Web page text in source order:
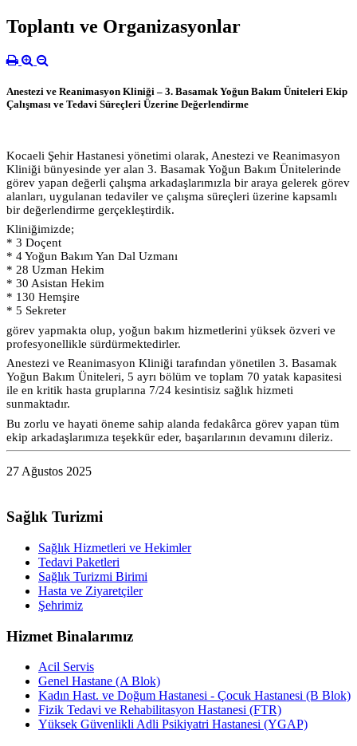
Toplantı ve Organizasyonlar
Anestezi ve Reanimasyon Kliniği – 3. Basamak Yoğun Bakım Üniteleri Ekip
Çalışması ve Tedavi Süreçleri Üzerine Değerlendirme
Kocaeli Şehir Hastanesi yönetimi olarak, Anestezi ve Reanimasyon
Kliniği bünyesinde yer alan 3. Basamak Yoğun Bakım Ünitelerinde
görev yapan değerli çalışma arkadaşlarımızla bir araya gelerek görev
alanları, uygulanan tedaviler ve çalışma süreçleri üzerine kapsamlı
bir değerlendirme gerçekleştirdik.
Kliniğimizde;
* 3 Doçent
* 4 Yoğun Bakım Yan Dal Uzmanı
* 28 Uzman Hekim
* 30 Asistan Hekim
* 130 Hemşire
* 5 Sekreter
görev yapmakta olup, yoğun bakım hizmetlerini yüksek özveri ve
profesyonellikle sürdürmektedirler.
Anestezi ve Reanimasyon Kliniği tarafından yönetilen 3. Basamak
Yoğun Bakım Üniteleri, 5 ayrı bölüm ve toplam 70 yatak kapasitesi
ile en kritik hasta gruplarına 7/24 kesintisiz sağlık hizmeti
sunmaktadır.
Bu zorlu ve hayati öneme sahip alanda fedakârca görev yapan tüm
ekip arkadaşlarımıza teşekkür eder, başarılarının devamını dileriz.
27 Ağustos 2025
Sağlık Turizmi
Sağlık Hizmetleri ve Hekimler
Tedavi Paketleri
Sağlık Turizmi Birimi
Hasta ve Ziyaretçiler
Şehrimiz
Hizmet Binalarımız
Acil Servis
Genel Hastane (A Blok)
Kadın Hast. ve Doğum Hastanesi - Çocuk Hastanesi (B Blok)
Fizik Tedavi ve Rehabilitasyon Hastanesi (FTR)
Yüksek Güvenlikli Adli Psikiyatri Hastanesi (YGAP)